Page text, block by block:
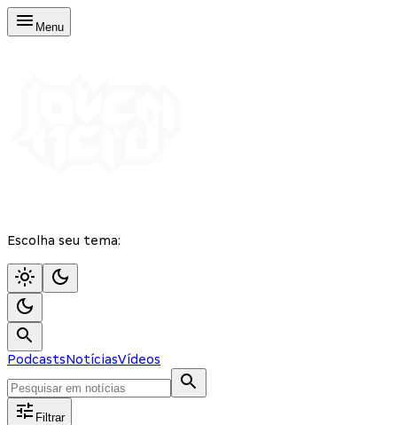
Menu
Escolha seu tema:
PodcastsNotíciasVídeos
Filtrar